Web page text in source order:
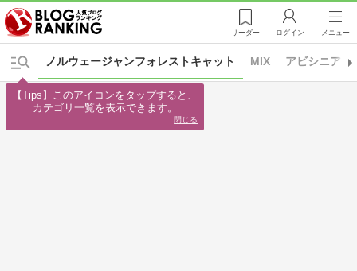
リーダー ログイン メニュー
MIX アビシニアン
ノルウェージャンフォレストキャット
【Tips】このアイコンをタップすると、
カテゴリ一覧を表示できます。
閉じる